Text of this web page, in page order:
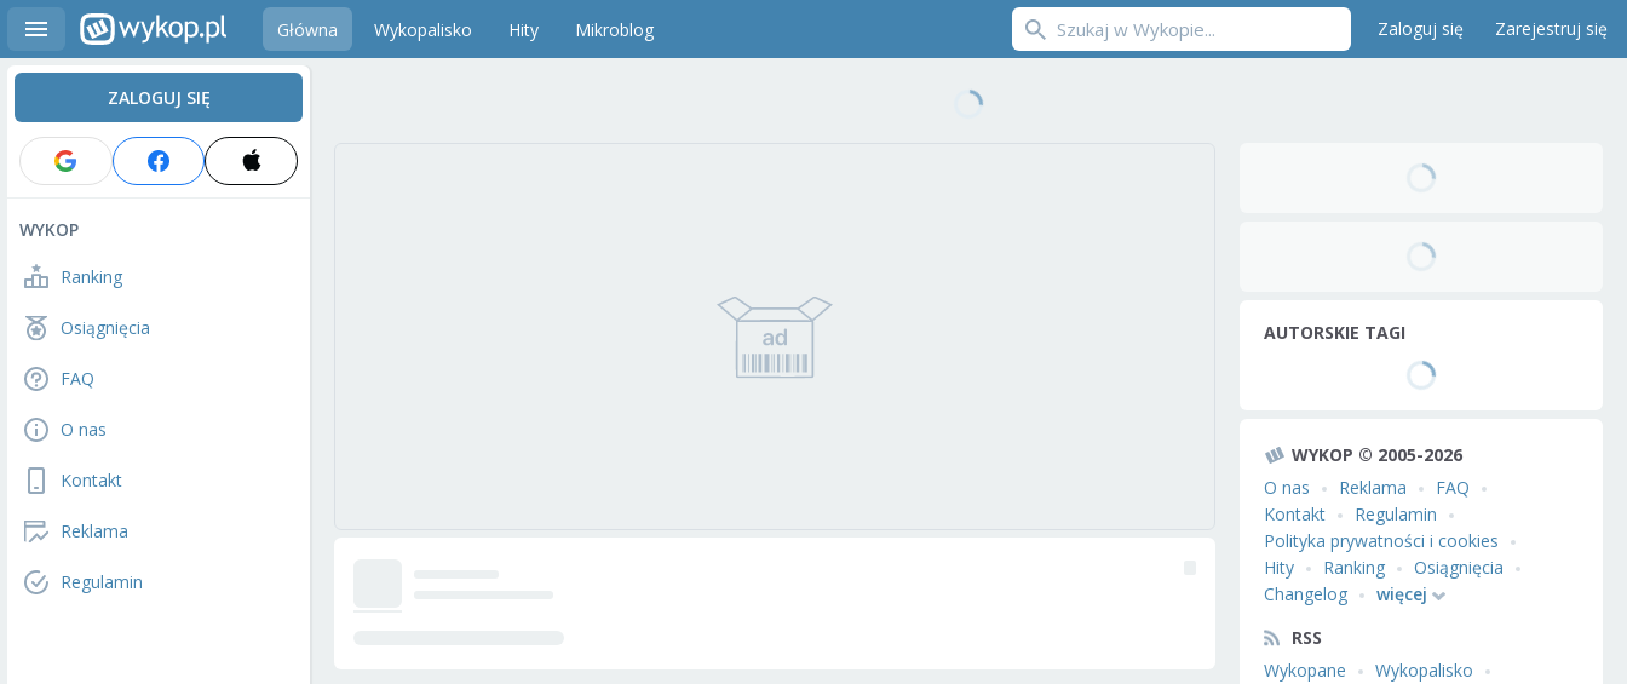
Główna Wykopalisko Hity Mikroblog Zaloguj się Zarejestruj się
ZALOGUJ SIĘ
WYKOP
Ranking
Osiągnięcia
FAQ
O nas
Kontakt
Reklama
Regulamin
AUTORSKIE TAGI
WYKOP © 2005-2026
O nas
Reklama
FAQ
Kontakt
Regulamin
Polityka prywatności i cookies
Hity
Ranking
Osiągnięcia
Changelog
więcej
RSS
Wykopane
Wykopalisko